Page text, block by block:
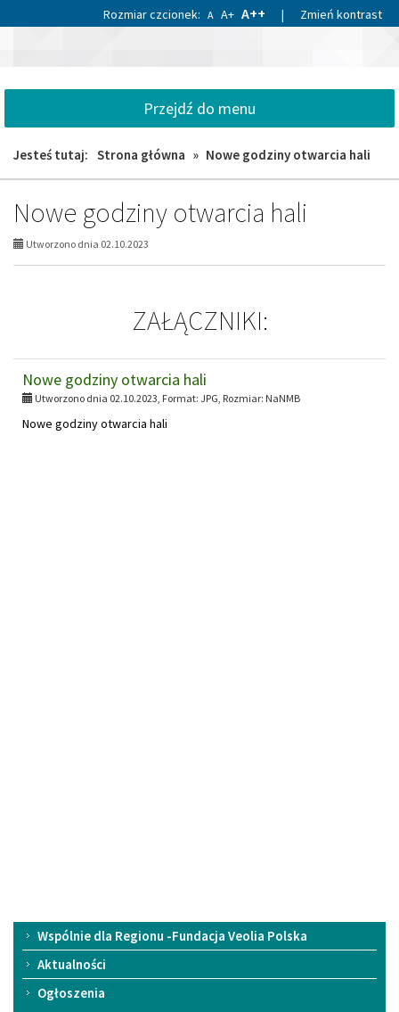
do
do
Rozmiar czcionek: A A+ A++ | Zmień kontrast
Przejdź do menu
Jesteś tutaj: Strona główna » Nowe godziny otwarcia hali
Nowe godziny otwarcia hali
Utworzono dnia 02.10.2023
ZAŁĄCZNIKI:
Nowe godziny otwarcia hali
Utworzono dnia 02.10.2023, Format: JPG, Rozmiar: NaNMB
Nowe godziny otwarcia hali
Menu
główne
Wspólnie dla Regionu -Fundacja Veolia Polska
Aktualności
Ogłoszenia